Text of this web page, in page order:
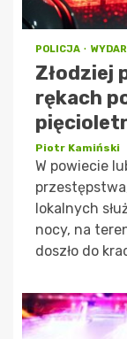
POLICJA
Złodziej
rękach
Piotr Kamiński
W powiecie
lokalnych
nocy, na
doszło do